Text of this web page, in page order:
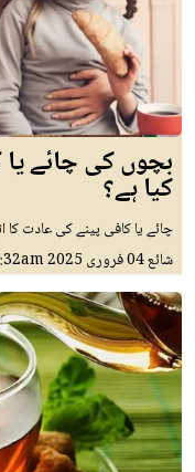
بچوں کی چائے
کیا ہے؟
چائے یا کافی پینے کی عادت
شائع04 فروری 2025